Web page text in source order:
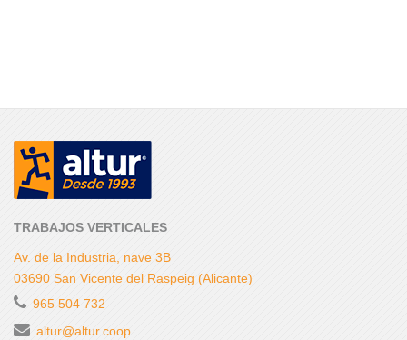
TRABAJOS VERTICALES
Av. de la Industria, nave 3B
03690 San Vicente del Raspeig (Alicante)
965 504 732
altur@altur.coop